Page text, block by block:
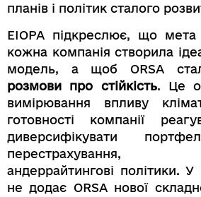
планів і політик сталого
EIOPA підкреслює, що
кожна компанія створила
модель, а щоб ORSA
розмови про стійкість. Це
вимірювання впливу
готовності компанії
диверсифікувати
перестрахування,
андеррайтингові політики. У
не додає ORSA нової